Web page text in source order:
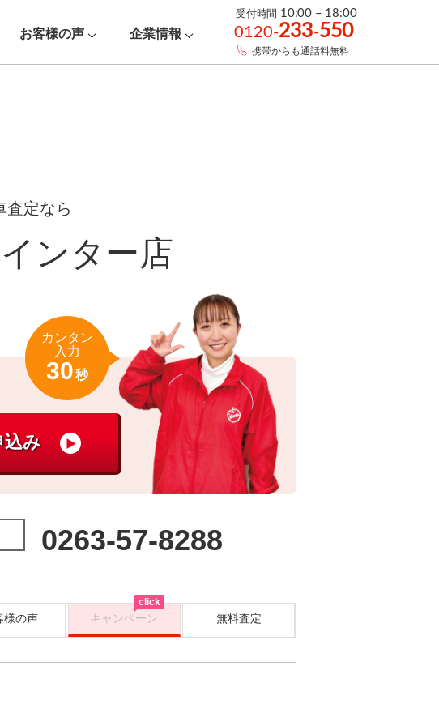
お客様の声 企業情報
受付時間 10:00 – 18:00
0120-233-550
携帯からも通話料無料
査定なら
ンター店
カンタン
入力
30秒
0263-57-8288
様の声 キャンペーン 無料査定
click